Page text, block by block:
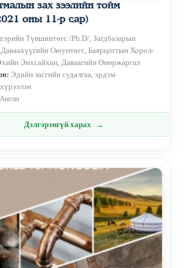
зах зээлийн тойм
оны 11-р сар)
Түвшинтөгс /Ph.D/, Загдбазарын
Оюунтөгс, Баярцогтын Хорол-
Энхсайхан, Даваагийн Өнөржаргал
Эдийн засгийн судалгаа, эрдэм
Англи
Дэлгэрэнгүй харах